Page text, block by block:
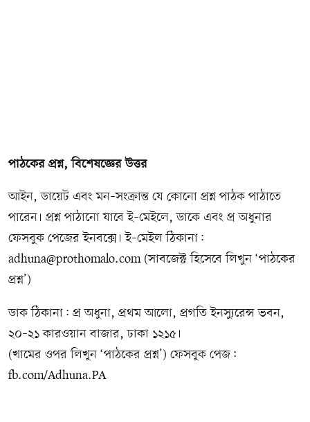
পাঠকের প্রশ্ন, বিশেষজ্ঞের উত্তর
আইন, ডায়েট এবং মন–সংক্রান্ত যে কোনো প্রশ্ন পাঠক পাঠাতে
পারেন। প্রশ্ন পাঠানো যাবে ই–মেইলে, ডাকে এবং প্র অধুনার
ফেসবুক পেজের ইনবক্সে। ই–মেইল ঠিকানা:
adhuna@prothomalo.com (সাবজেক্ট হিসেবে লিখুন ‘পাঠকের
প্রশ্ন’)
ডাক ঠিকানা: প্র অধুনা, প্রথম আলো, প্রগতি ইনস্যুরেন্স ভবন,
২০–২১ কারওয়ান বাজার, ঢাকা ১২১৫।
(খামের ওপর লিখুন ‘পাঠকের প্রশ্ন’) ফেসবুক পেজ:
fb.com/Adhuna.PA